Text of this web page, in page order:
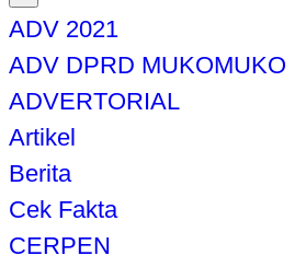
ADV 2021
ADV DPRD MUKOMUKO
ADVERTORIAL
Artikel
Berita
Cek Fakta
CERPEN